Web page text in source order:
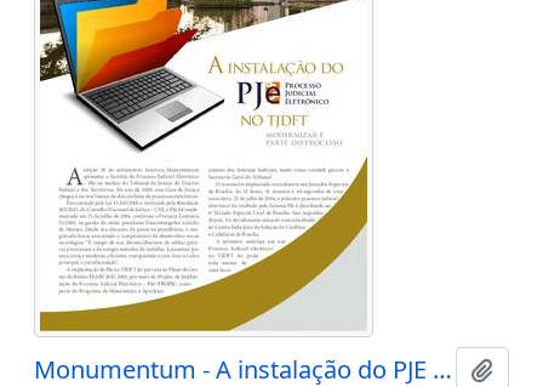
Monumentum - A instalação do PJE (Processo Judicial Eletrônico) no TJDFT: modernizar é parte do processo.